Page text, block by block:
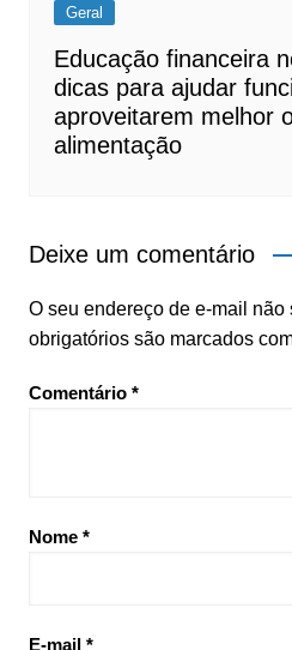
Geral
Educação financeira
dicas para ajudar
aproveitarem melhor
alimentação
Deixe um comentário
O seu endereço de e-mail não
obrigatórios são marcados
Comentário *
Nome *
E-mail *